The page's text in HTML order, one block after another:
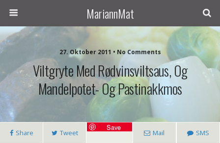
MariannMat
27. Oktober 2011 • No Comments
Viltgryte Med Rødvinsviltsaus, Og
Mandelpotet- Og Pastinakkmos
Share Tweet
Save
Mail SMS